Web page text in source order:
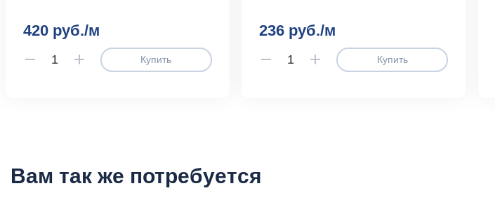
420 руб./м
Купить
236 руб./м
Купить
Вам так же потребуется